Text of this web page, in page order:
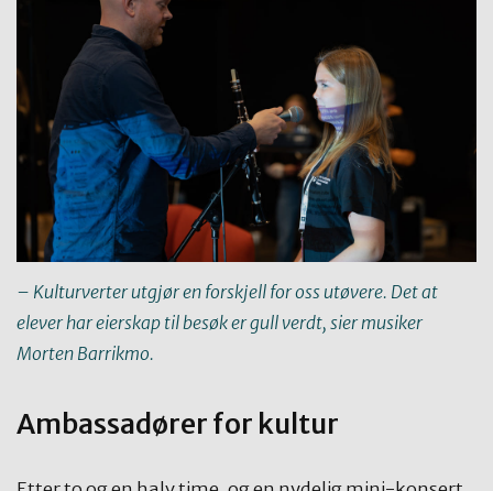
– Kulturverter utgjør en forskjell for oss utøvere. Det at
elever har eierskap til besøk er gull verdt, sier musiker
Morten Barrikmo.
Ambassadører for kultur